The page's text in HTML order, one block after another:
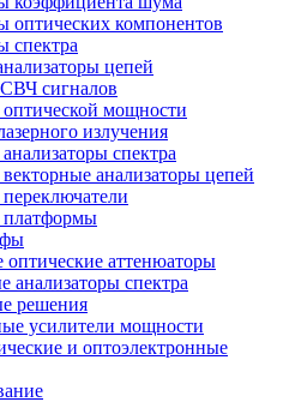
оптических компонентов
спектра
цепей
сигналов
мощности
излучения
спектра
анализаторы цепей
платформы
аттенюаторы
анализаторы спектра
решения
усилители мощности
и оптоэлектронные